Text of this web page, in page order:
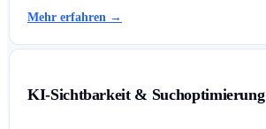
Mehr erfahren →
KI-Sichtbarkeit & Suchoptimierung